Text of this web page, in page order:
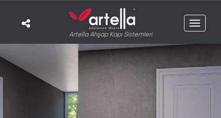
Artella Ahşap Kapı Sistemleri
Toggle